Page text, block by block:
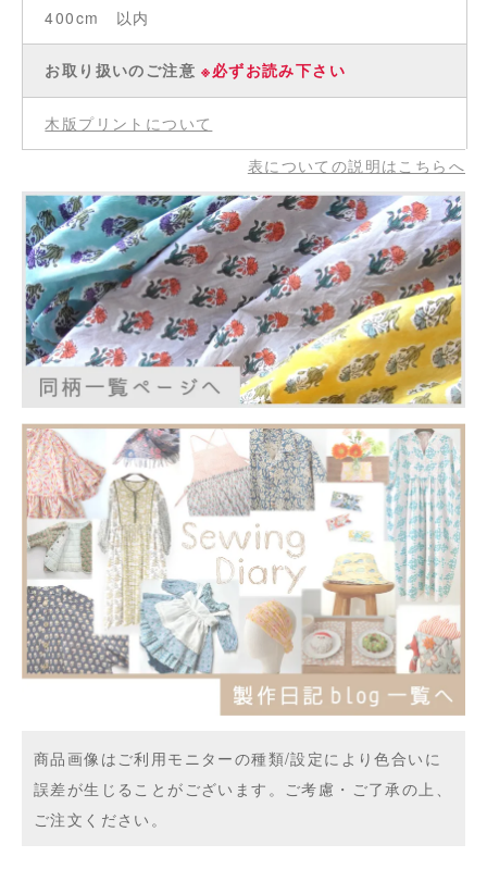
400cm 以内
お取り扱いのご注意※必ずお読み下さい
木版プリントについて
表についての説明はこちらへ
商品画像はご利用モニターの種類/設定により色合いに
誤差が生じることがございます。ご考慮・ご了承の上、
ご注文ください。